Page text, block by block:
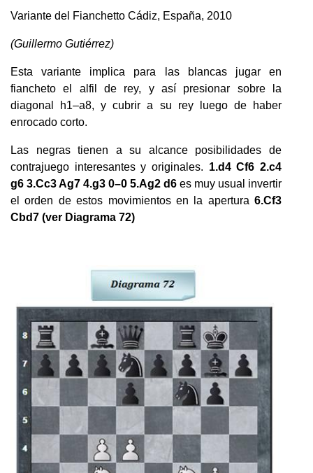
Variante del Fianchetto Cádiz, España, 2010
(Guillermo Gutiérrez)
Esta variante implica para las blancas jugar en
fiancheto el alfil de rey, y así presionar sobre la
diagonal h1–a8, y cubrir a su rey luego de haber
enrocado corto.
Las negras tienen a su alcance posibilidades de
contrajuego interesantes y originales. 1.d4 Cf6 2.c4
g6 3.Cc3 Ag7 4.g3 0–0 5.Ag2 d6 es muy usual invertir
el orden de estos movimientos en la apertura 6.Cf3
Cbd7 (ver Diagrama 72)